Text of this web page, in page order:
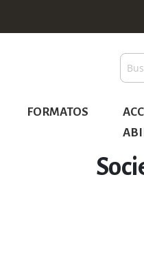
FORMATOS